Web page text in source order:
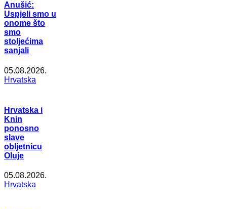
Anušić:
Uspjeli smo u
onome što
smo
stoljećima
sanjali
05.08.2026.
Hrvatska
Hrvatska i
Knin
ponosno
slave
obljetnicu
Oluje
05.08.2026.
Hrvatska